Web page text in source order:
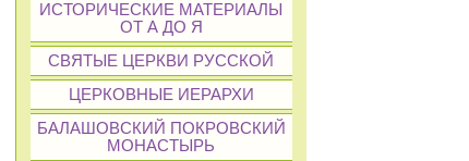
ИСТОРИЧЕСКИЕ МАТЕРИАЛЫ
ОТ А ДО Я
СВЯТЫЕ ЦЕРКВИ РУССКОЙ
ЦЕРКОВНЫЕ ИЕРАРХИ
БАЛАШОВСКИЙ ПОКРОВСКИЙ
МОНАСТЫРЬ